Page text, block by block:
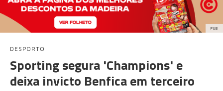
PUB
DESPORTO
Sporting segura 'Champions' e
deixa invicto Benfica em terceiro